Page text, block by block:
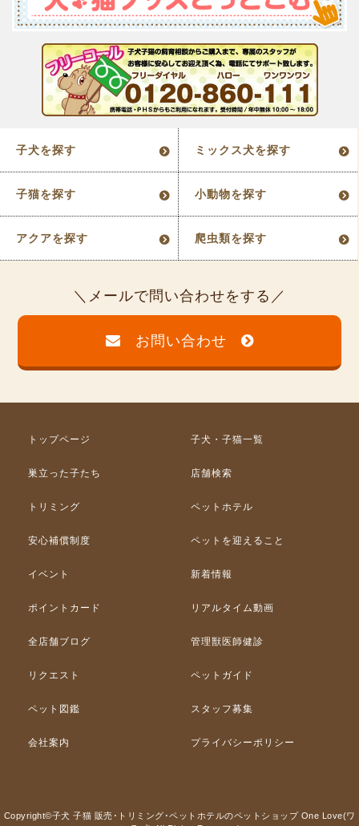
子犬を探す ミックス犬を探す
子猫を探す 小動物を探す
アクアを探す 爬虫類を探す
メールで問い合わせをする
お問い合わせ
トップページ 子犬・子猫一覧
巣立った子たち 店舗検索
トリミング ペットホテル
安心補償制度 ペットを迎えること
イベント 新着情報
ポイントカード リアルタイム動画
全店舗ブログ 管理獣医師健診
リクエスト ペットガイド
ペット図鑑 スタッフ募集
会社案内 プライバシーポリシー
Copyright©子犬 子猫 販売･トリミング･ペットホテルのペットショップ One Love(ワ